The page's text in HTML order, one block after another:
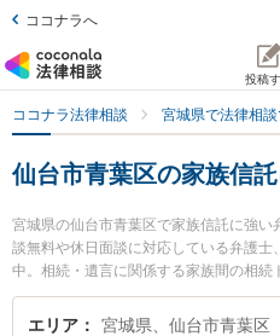
ココナラへ
投稿
ココナラ法律相談 宮城県で法律相
仙台市青葉区の家族信
宮城県の仙台市青葉区で家族信託に強
談無料や休日面談に対応している弁護
中。相続・遺言に関係する家族間の相
の細かな分野での絞り込み検索もでき
仙台オフィスの城石 悠貴弁護士や仙台
エリア 宮城県、仙台市青葉区